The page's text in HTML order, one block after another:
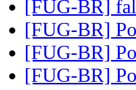
[FUG-BR]
[FUG-BR]
[FUG-BR]
[FUG-BR]